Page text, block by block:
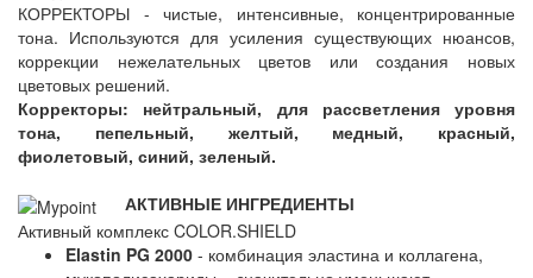
КОРРЕКТОРЫ - чистые, интенсивные, концентрированные
тона. Используются для усиления существующих нюансов,
коррекции нежелательных цветов или создания новых
цветовых решений.
Корректоры: нейтральный, для рассветления уровня
тона, пепельный, желтый, медный, красный,
фиолетовый, синий, зеленый.
АКТИВНЫЕ ИНГРЕДИЕНТЫ
Активный комплекс COLOR.SHIELD
Elastin PG 2000 - комбинация эластина и коллагена,